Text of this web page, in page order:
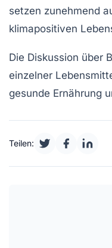
setzen zunehmend
klimapositiven
Die Diskussion über
einzelner
gesunde Ernährung
Teilen: